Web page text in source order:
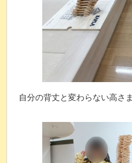
自分の背丈と変わらない高さ